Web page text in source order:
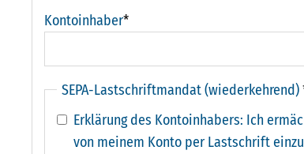
Kontoinhaber*
SEPA-Lastschriftmandat (wiederkehrend)
Erklärung des Kontoinhabers: Ich
von meinem Konto per Lastschrift